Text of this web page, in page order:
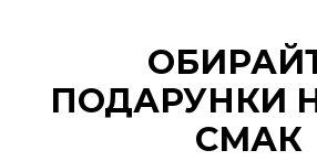
ПОДАРУНКИ
СМАК